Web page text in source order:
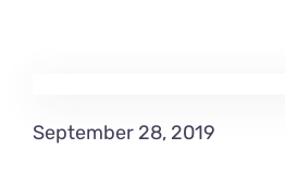
September 28, 2019